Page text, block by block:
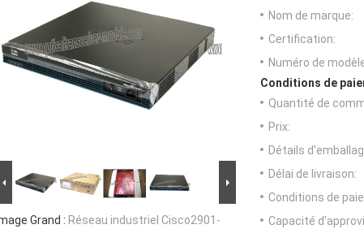
Grand : Réseau industriel Cisco2901-
Nom de marque:
Certification:
Numéro de
Conditions de
Quantité de
Prix:
Détails
Délai de livraison:
Conditions de
Capacité